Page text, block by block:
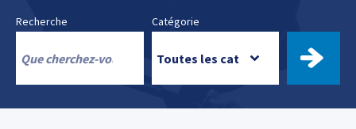
Recherche Catégorie